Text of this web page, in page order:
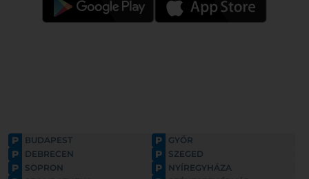
P BUDAPEST P GYŐR
P DEBRECEN P SZEGED
P SOPRON P NYÍREGYHÁZA